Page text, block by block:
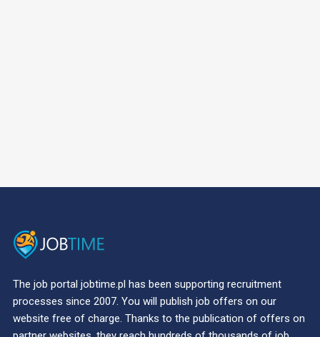
The job portal jobtime.pl has been supporting recruitment
processes since 2007. You will publish job offers on our
website free of charge. Thanks to the publication of offers on